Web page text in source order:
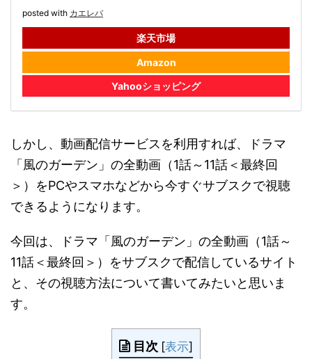
posted with カエレバ
楽天市場
Amazon
Yahooショッピング
しかし、動画配信サービスを利用すれば、ドラマ
「風のガーデン」の全動画（1話～11話＜最終回
＞）をPCやスマホなどから今すぐサブスクで視聴
できるようになります。
今回は、ドラマ「風のガーデン」の全動画（1話～
11話＜最終回＞）をサブスクで配信しているサイト
と、その視聴方法について書いてみたいと思いま
す。
目次 [表示]